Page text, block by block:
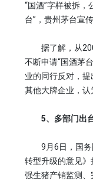
“国酒”字样被拆，
台”，贵州茅台宣
据了解，从
不断申请“国酒茅
业的同行反对，
其他大牌企业，认
5、多部门出台
9月6日，国务
转型升级的意见
强生猪产销监测